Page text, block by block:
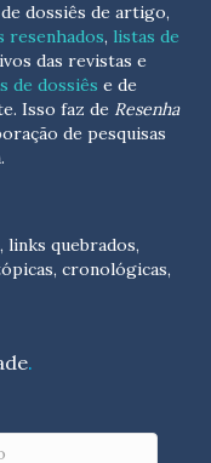
dossiês de artigo,
resenhados, listas de
das revistas e
de dossiês e de
. Isso faz de Resenha
de pesquisas
links quebrados,
cronológicas,
.